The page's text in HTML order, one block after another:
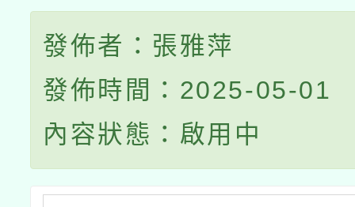
發佈者：張雅萍
發佈時間：2025-05-01
內容狀態：啟用中